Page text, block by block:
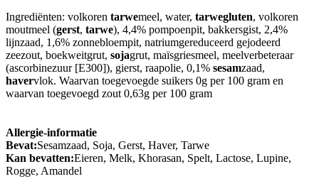
Ingrediënten: volkoren tarwemeel, water, tarwegluten, volkoren
moutmeel (gerst, tarwe), 4,4% pompoenpit, bakkersgist, 2,4%
lijnzaad, 1,6% zonnebloempit, natriumgereduceerd gejodeerd
zeezout, boekweitgrut, sojagrut, maïsgriesmeel, meelverbeteraar
(ascorbinezuur [E300]), gierst, raapolie, 0,1% sesamzaad,
havervlok. Waarvan toegevoegde suikers 0g per 100 gram en
waarvan toegevoegd zout 0,63g per 100 gram
Allergie-informatie
Bevat:Sesamzaad, Soja, Gerst, Haver, Tarwe
Kan bevatten:Eieren, Melk, Khorasan, Spelt, Lactose, Lupine,
Rogge, Amandel